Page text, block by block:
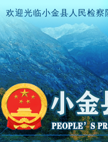
欢迎光临小金县人民检察